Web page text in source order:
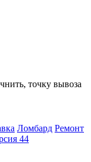
точку вывоза
Ломбард Ремонт
44